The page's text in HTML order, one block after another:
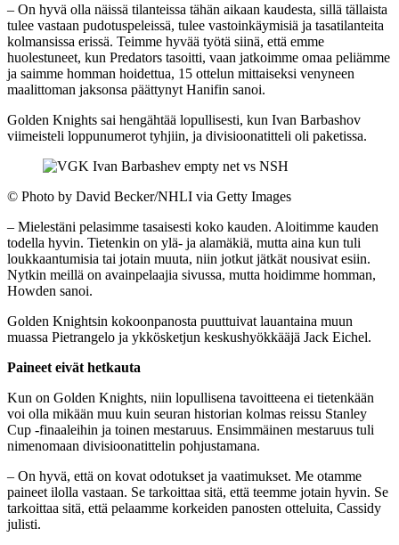
– On hyvä olla näissä tilanteissa tähän aikaan kaudesta, sillä tällaista
tulee vastaan pudotuspeleissä, tulee vastoinkäymisiä ja tasatilanteita
kolmansissa erissä. Teimme hyvää työtä siinä, että emme
huolestuneet, kun Predators tasoitti, vaan jatkoimme omaa peliämme
ja saimme homman hoidettua, 15 ottelun mittaiseksi venyneen
maalittoman jaksonsa päättynyt Hanifin sanoi.
Golden Knights sai hengähtää lopullisesti, kun Ivan Barbashov
viimeisteli loppunumerot tyhjiin, ja divisioonatitteli oli paketissa.
© Photo by David Becker/NHLI via Getty Images
– Mielestäni pelasimme tasaisesti koko kauden. Aloitimme kauden
todella hyvin. Tietenkin on ylä- ja alamäkiä, mutta aina kun tuli
loukkaantumisia tai jotain muuta, niin jotkut jätkät nousivat esiin.
Nytkin meillä on avainpelaajia sivussa, mutta hoidimme homman,
Howden sanoi.
Golden Knightsin kokoonpanosta puuttuivat lauantaina muun
muassa Pietrangelo ja ykkösketjun keskushyökkääjä Jack Eichel.
Paineet eivät hetkauta
Kun on Golden Knights, niin lopullisena tavoitteena ei tietenkään
voi olla mikään muu kuin seuran historian kolmas reissu Stanley
Cup -finaaleihin ja toinen mestaruus. Ensimmäinen mestaruus tuli
nimenomaan divisioonatittelin pohjustamana.
– On hyvä, että on kovat odotukset ja vaatimukset. Me otamme
paineet ilolla vastaan. Se tarkoittaa sitä, että teemme jotain hyvin. Se
tarkoittaa sitä, että pelaamme korkeiden panosten otteluita, Cassidy
julisti.